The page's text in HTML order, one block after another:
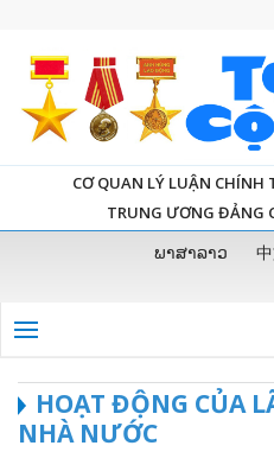
CƠ QUAN LÝ LUẬN CHÍNH
TRUNG ƯƠNG ĐẢNG
ພາສາລາວ
HOẠT ĐỘNG CỦA
NHÀ NƯỚC